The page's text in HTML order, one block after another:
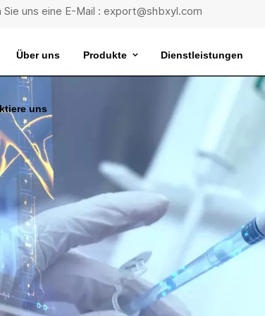
Sie uns eine E-Mail : export@shbxyl.com
Über uns Produkte Dienstleistungen
uns